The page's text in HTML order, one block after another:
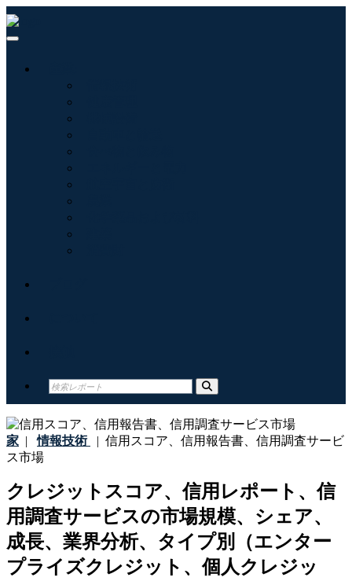
家 | 情報技術 | 信用スコア、信用報告書、信用調査サービ
ス市場
クレジットスコア、信用レポート、信
用調査サービスの市場規模、シェア、
成長、業界分析、タイプ別（エンター
プライズクレジット、個人クレジッ